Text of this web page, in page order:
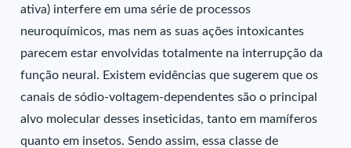
ativa) interfere em uma série de processos
neuroquímicos, mas nem as suas ações intoxicantes
parecem estar envolvidas totalmente na interrupção da
função neural. Existem evidências que sugerem que os
canais de sódio-voltagem-dependentes são o principal
alvo molecular desses inseticidas, tanto em mamíferos
quanto em insetos. Sendo assim, essa classe de